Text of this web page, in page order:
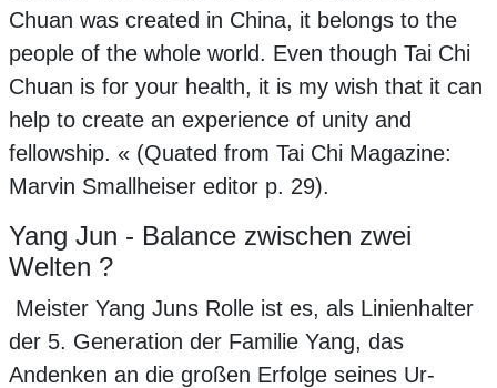
Chuan was created in China, it belongs to the
people of the whole world. Even though Tai Chi
Chuan is for your health, it is my wish that it can
help to create an experience of unity and
fellowship. « (Quated from Tai Chi Magazine:
Marvin Smallheiser editor p. 29).
Yang Jun - Balance zwischen zwei
Welten ?
Meister Yang Juns Rolle ist es, als Linienhalter
der 5. Generation der Familie Yang, das
Andenken an die großen Erfolge seines Ur-